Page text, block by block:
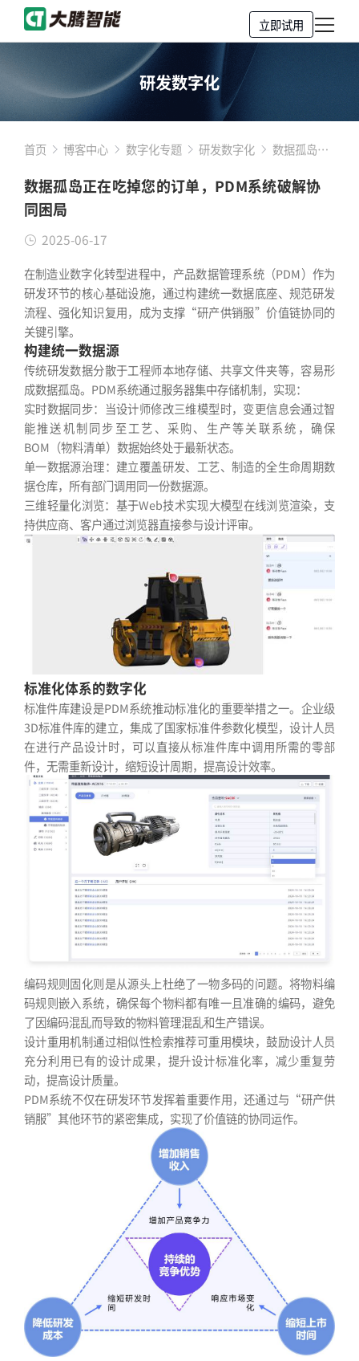
立即试用
研发数字化
首页 博客中心 数字化专题 研发数字化
数据孤岛正
订单，PDM
数据孤岛正在吃掉您的订单，PDM系统破解协
同困局
2025-06-17
在制造业数字化转型进程中，产品数据管理系统（PDM）作为
研发环节的核心基础设施，通过构建统一数据底座、规范研发
流程、强化知识复用，成为支撑“研产供销服”价值链协同的
关键引擎。
构建统一数据源
传统研发数据分散于工程师本地存储、共享文件夹等，容易形
成数据孤岛。PDM系统通过服务器集中存储机制，实现：
实时数据同步：当设计师修改三维模型时，变更信息会通过智
能推送机制同步至工艺、采购、生产等关联系统，确保
BOM（物料清单）数据始终处于最新状态。
单一数据源治理：建立覆盖研发、工艺、制造的全生命周期数
据仓库，所有部门调用同一份数据源。
三维轻量化浏览：基于Web技术实现大模型在线浏览渲染，支
持供应商、客户通过浏览器直接参与设计评审。
标准化体系的数字化
标准件库建设是PDM系统推动标准化的重要举措之一。企业级
3D标准件库的建立，集成了国家标准件参数化模型，设计人员
在进行产品设计时，可以直接从标准件库中调用所需的零部
件，无需重新设计，缩短设计周期，提高设计效率。
编码规则固化则是从源头上杜绝了一物多码的问题。将物料编
码规则嵌入系统，确保每个物料都有唯一且准确的编码，避免
了因编码混乱而导致的物料管理混乱和生产错误。
设计重用机制通过相似性检索推荐可重用模块，鼓励设计人员
充分利用已有的设计成果，提升设计标准化率，减少重复劳
动，提高设计质量。
PDM系统不仅在研发环节发挥着重要作用，还通过与“研产供
销服”其他环节的紧密集成，实现了价值链的协同运作。